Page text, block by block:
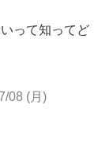
って知ってど
08 (月)